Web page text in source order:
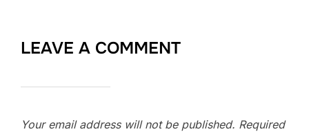
LEAVE A COMMENT
Your email address will not be published. Required